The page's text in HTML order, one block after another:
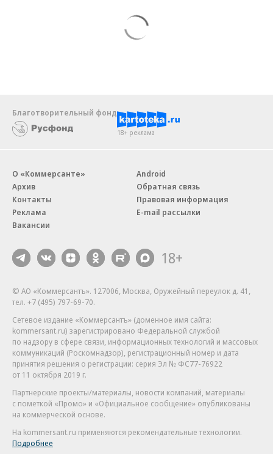
Благотворительный фонд
18+ реклама
О «Коммерсанте»
Архив
Контакты
Реклама
Вакансии
Android
Обратная связь
Правовая информация
E-mail рассылки
18+
© АО «Коммерсантъ». 127006, Москва, Оружейный переулок д. 41,
тел. +7 (495) 797-69-70.
Сетевое издание «Коммерсантъ» (доменное имя сайта:
kommersant.ru) зарегистрировано Федеральной службой
по надзору в сфере связи, информационных технологий и массовых
коммуникаций (Роскомнадзор), регистрационный номер и дата
принятия решения о регистрации: серия Эл № ФС77-76922
от 11 октября 2019 г.
Партнерские проекты/материалы, новости компаний, материалы
с пометкой «Промо» и «Официальное сообщение» опубликованы
на коммерческой основе.
На kommersant.ru применяются рекомендательные технологии.
Подробнее